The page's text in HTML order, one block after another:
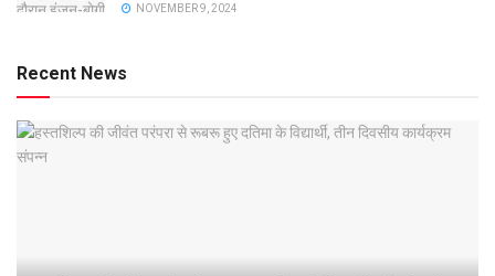
NOVEMBER 9, 2024
Recent News